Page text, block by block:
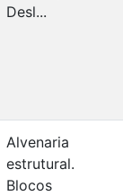
Desl...
Alvenaria
estrutural.
Blocos